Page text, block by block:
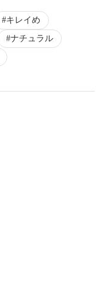
キレイめ
ナチュラル